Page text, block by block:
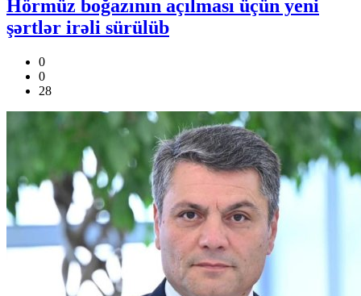
Hörmüz boğazının açılması üçün yeni
şərtlər irəli sürülüb
0
0
28